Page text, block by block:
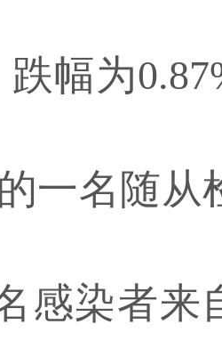
幅为
一名随从
感染者来